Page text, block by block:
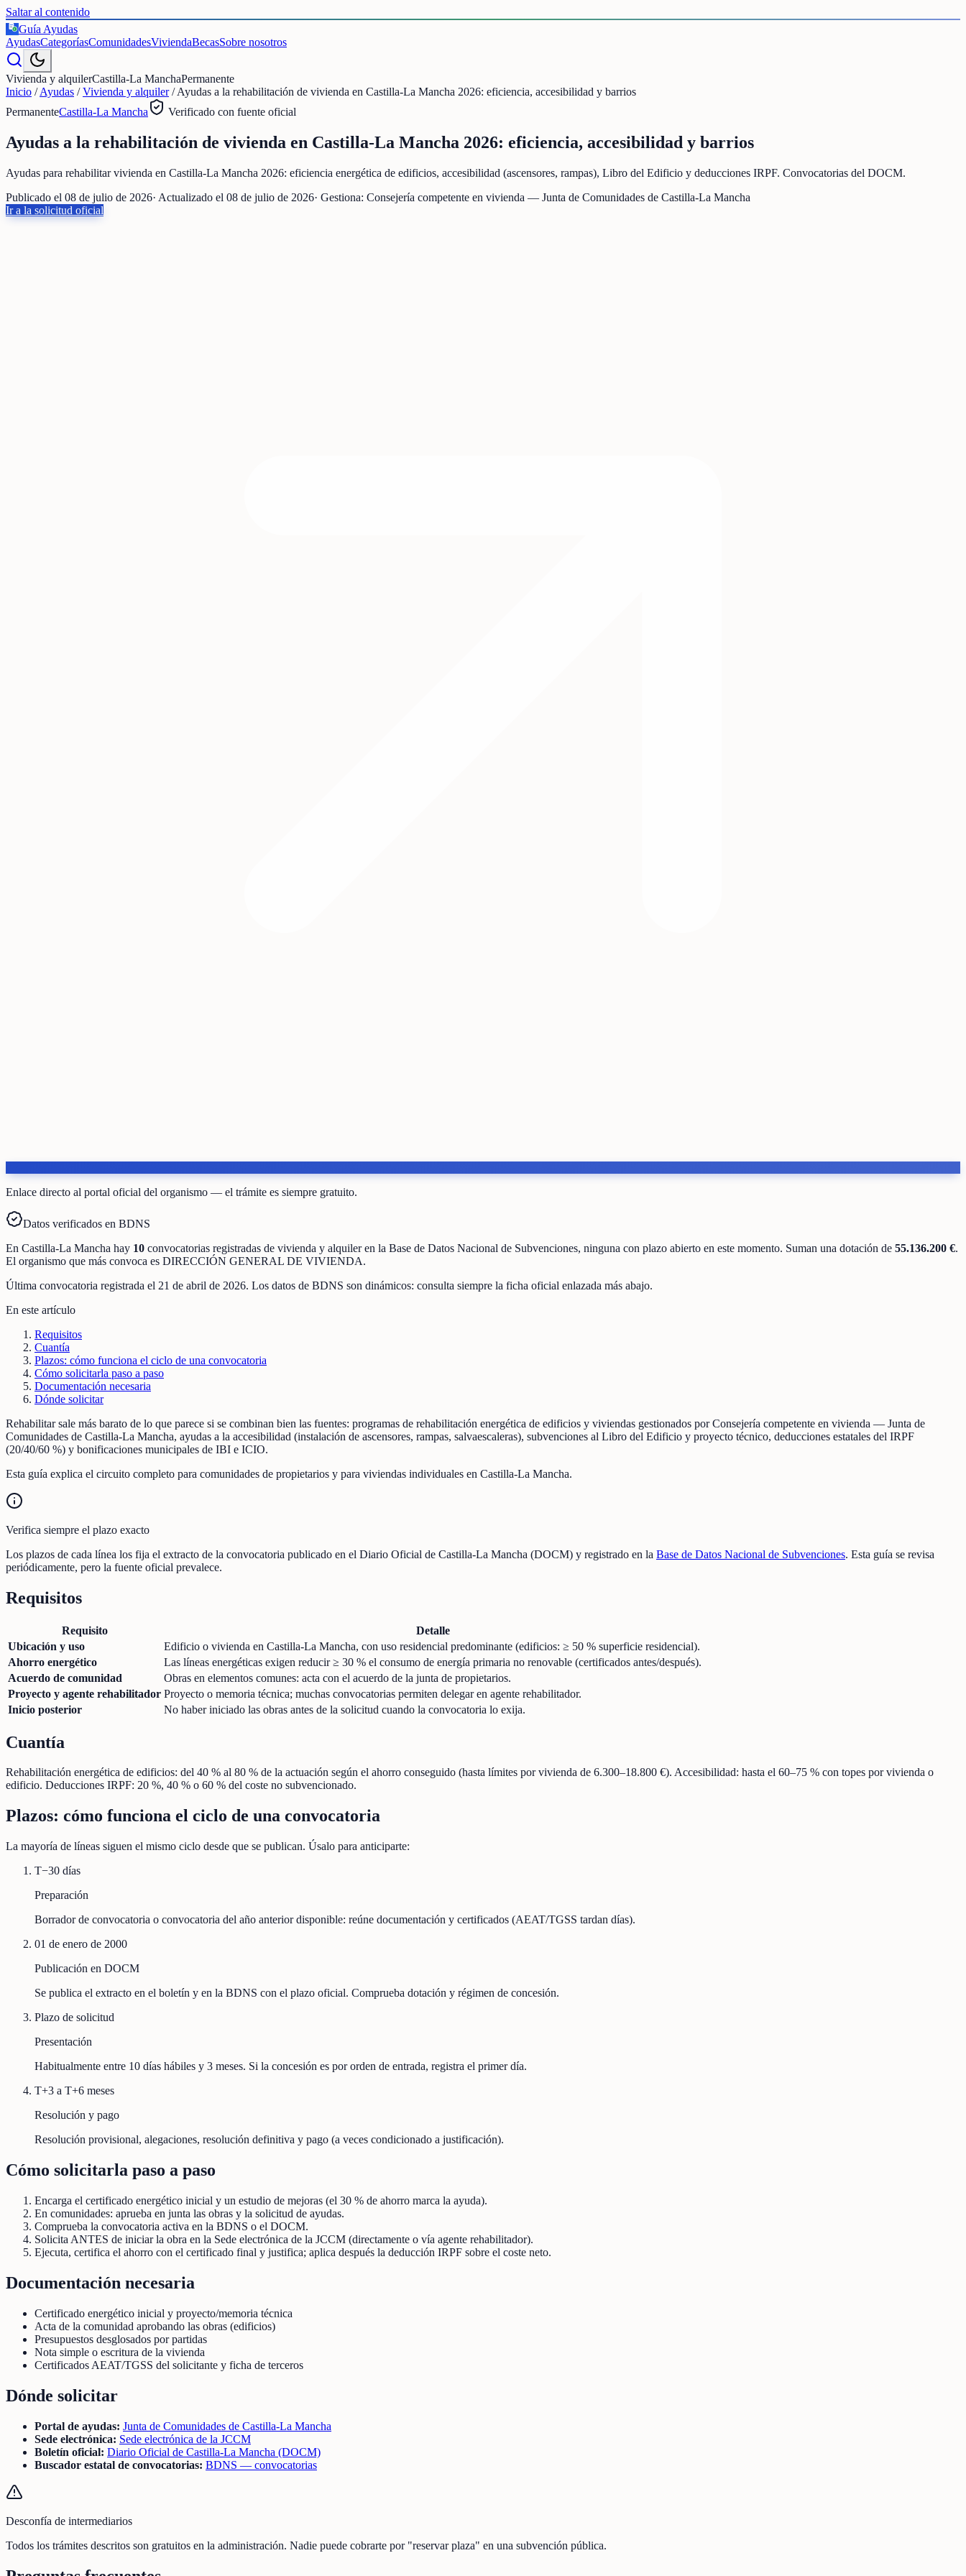
Saltar al contenido
€
Guía Ayudas
AyudasCategoríasComunidadesViviendaBecasSobre nosotros
Vivienda y alquilerCastilla-La ManchaPermanente
Inicio /Ayudas /Vivienda y alquiler/Ayudas a la rehabilitación de vivienda en Castilla-La Mancha 2026: eficiencia, accesibilidad y barrios
PermanenteCastilla-La Mancha Verificado con fuente oficial
Ayudas a la rehabilitación de vivienda en Castilla-La Mancha 2026: eficiencia, accesibilidad y barrios
Ayudas para rehabilitar vivienda en Castilla-La Mancha 2026: eficiencia energética de edificios, accesibilidad (ascensores, rampas), Libro del Edificio y deducciones IRPF. Convocatorias del DOCM.
Publicado el 08 de julio de 2026· Actualizado el 08 de julio de 2026· Gestiona: Consejería competente en vivienda — Junta de Comunidades de Castilla-La Mancha
Ir a la solicitud oficial
Enlace directo al portal oficial del organismo — el trámite es siempre gratuito.
Datos verificados en BDNS
En Castilla-La Mancha hay 10 convocatorias registradas de vivienda y alquileren la Base de Datos Nacional de Subvenciones, ninguna con plazo abierto en este momento. Suman una dotación de 55.136.200 €.
El organismo que más convoca es DIRECCIÓN GENERAL DE VIVIENDA.
Última convocatoria registrada el 21 de abril de 2026. Los datos de BDNS son dinámicos: consulta siempre la ficha oficial enlazada más abajo.
En este artículo
Requisitos
Cuantía
Plazos: cómo funciona el ciclo de una convocatoria
Cómo solicitarla paso a paso
Documentación necesaria
Dónde solicitar
Rehabilitar sale más barato de lo que parece si se combinan bien las fuentes: programas de rehabilitación energética de edificios y viviendas gestionados por Consejería competente en vivienda — Junta de
Comunidades de Castilla-La Mancha, ayudas a la accesibilidad (instalación de ascensores, rampas, salvaescaleras), subvenciones al Libro del Edificio y proyecto técnico, deducciones estatales del IRPF
(20/40/60 %) y bonificaciones municipales de IBI e ICIO.
Esta guía explica el circuito completo para comunidades de propietarios y para viviendas individuales en Castilla-La Mancha.
Verifica siempre el plazo exacto
Los plazos de cada línea los fija el extracto de la convocatoria publicado en el Diario Oficial de Castilla-La Mancha (DOCM) y registrado en la Base de Datos Nacional de Subvenciones. Esta guía se revisa
periódicamente, pero la fuente oficial prevalece.
Requisitos
Requisito
Detalle
Ubicación y uso
Edificio o vivienda en Castilla-La Mancha, con uso residencial predominante (edificios: ≥ 50 % superficie residencial).
Ahorro energético
Las líneas energéticas exigen reducir ≥ 30 % el consumo de energía primaria no renovable (certificados antes/después).
Acuerdo de comunidad
Obras en elementos comunes: acta con el acuerdo de la junta de propietarios.
Proyecto y agente rehabilitador Proyecto o memoria técnica; muchas convocatorias permiten delegar en agente rehabilitador.
Inicio posterior
No haber iniciado las obras antes de la solicitud cuando la convocatoria lo exija.
Cuantía
Rehabilitación energética de edificios: del 40 % al 80 % de la actuación según el ahorro conseguido (hasta límites por vivienda de 6.300–18.800 €). Accesibilidad: hasta el 60–75 % con topes por vivienda o
edificio. Deducciones IRPF: 20 %, 40 % o 60 % del coste no subvencionado.
Plazos: cómo funciona el ciclo de una convocatoria
La mayoría de líneas siguen el mismo ciclo desde que se publican. Úsalo para anticiparte:
T−30 días
Preparación
Borrador de convocatoria o convocatoria del año anterior disponible: reúne documentación y certificados (AEAT/TGSS tardan días).
01 de enero de 2000
Publicación en DOCM
Se publica el extracto en el boletín y en la BDNS con el plazo oficial. Comprueba dotación y régimen de concesión.
Plazo de solicitud
Presentación
Habitualmente entre 10 días hábiles y 3 meses. Si la concesión es por orden de entrada, registra el primer día.
T+3 a T+6 meses
Resolución y pago
Resolución provisional, alegaciones, resolución definitiva y pago (a veces condicionado a justificación).
Cómo solicitarla paso a paso
Encarga el certificado energético inicial y un estudio de mejoras (el 30 % de ahorro marca la ayuda).
En comunidades: aprueba en junta las obras y la solicitud de ayudas.
Comprueba la convocatoria activa en la BDNS o el DOCM.
Solicita ANTES de iniciar la obra en la Sede electrónica de la JCCM (directamente o vía agente rehabilitador).
Ejecuta, certifica el ahorro con el certificado final y justifica; aplica después la deducción IRPF sobre el coste neto.
Documentación necesaria
Certificado energético inicial y proyecto/memoria técnica
Acta de la comunidad aprobando las obras (edificios)
Presupuestos desglosados por partidas
Nota simple o escritura de la vivienda
Certificados AEAT/TGSS del solicitante y ficha de terceros
Dónde solicitar
Portal de ayudas: Junta de Comunidades de Castilla-La Mancha
Sede electrónica: Sede electrónica de la JCCM
Boletín oficial: Diario Oficial de Castilla-La Mancha (DOCM)
Buscador estatal de convocatorias: BDNS — convocatorias
Desconfía de intermediarios
Todos los trámites descritos son gratuitos en la administración. Nadie puede cobrarte por "reservar plaza" en una subvención pública.